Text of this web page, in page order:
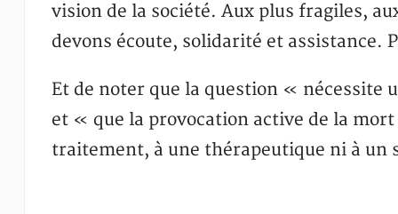
vision de la société. Aux plus fragiles,
devons écoute, solidarité et assistance.
Et de noter que la question « nécessite
et « que la provocation active de la
traitement, à une thérapeutique ni à un